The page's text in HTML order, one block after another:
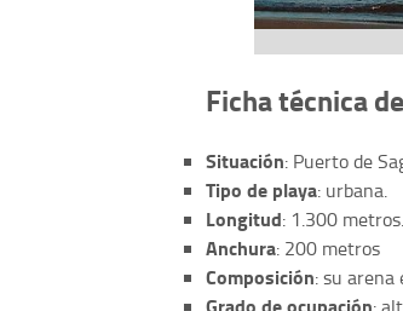
Ficha técnica
Situación: Puerto de
Tipo de playa: urbana.
Longitud: 1.300 metros.
Anchura: 200 metros
Composición: su arena